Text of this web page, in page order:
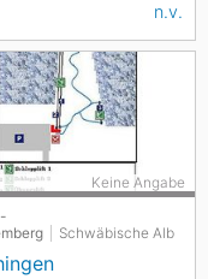
n.v.
Schwäbische Alb
Keine Angabe